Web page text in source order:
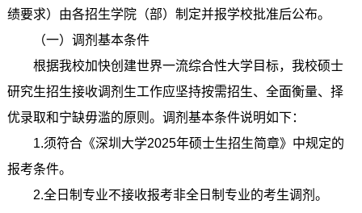
绩要求）由各招生学院（部）制定并报学校批准后公布。
（一）调剂基本条件
根据我校加快创建世界一流综合性大学目标，我校硕士
研究生招生接收调剂生工作应坚持按需招生、全面衡量、择
优录取和宁缺毋滥的原则。调剂基本条件说明如下：
1.须符合《深圳大学2025年硕士生招生简章》中规定的
报考条件。
2.全日制专业不接收报考非全日制专业的考生调剂。